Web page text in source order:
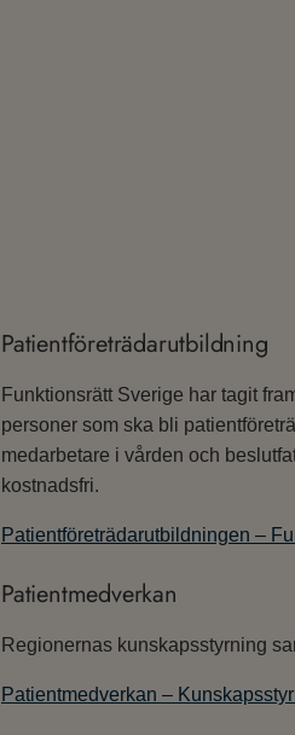
Patientföreträdarutbildning
Funktionsrätt Sverige har tagit
personer som ska bli
medarbetare i vården och
kostnadsfri.
Patientföreträdarutbildningen –
Patientmedverkan
Regionernas kunskapsstyrning
Patientmedverkan –